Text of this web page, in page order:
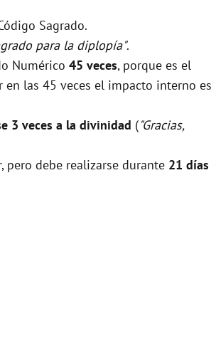
Sagrado.
para la diplopía".
Numérico 45 veces, porque es el
las 45 veces el impacto interno es
3 veces a la divinidad ("Gracias,
pero debe realizarse durante 21 días